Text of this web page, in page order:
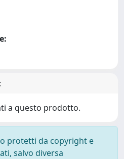
a questo prodotto.
protetti da copyright e
salvo diversa